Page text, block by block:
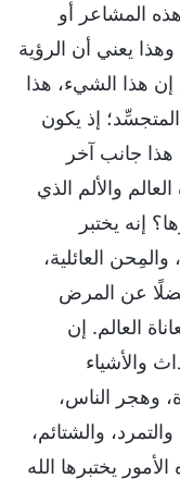
هذه المشاعر أو
يعني أن الرؤية
إن هذا الشيء، هذا
إذ يكون
جانب آخر
والألم الذي
إنه يختبر
العائلية،
فضلًا عن المرض
العالم. إن
والأشياء
وهجر الناس،
والشتائم،
يختبرها الله